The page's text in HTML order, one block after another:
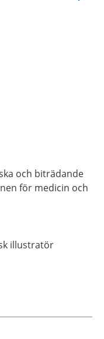
och biträdande
för medicin och
illustratör